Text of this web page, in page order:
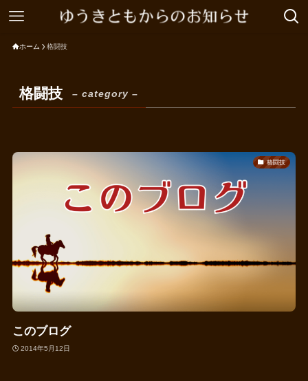
ホーム 格闘技
格闘技 – category –
格闘技
このブログ
2014年5月12日